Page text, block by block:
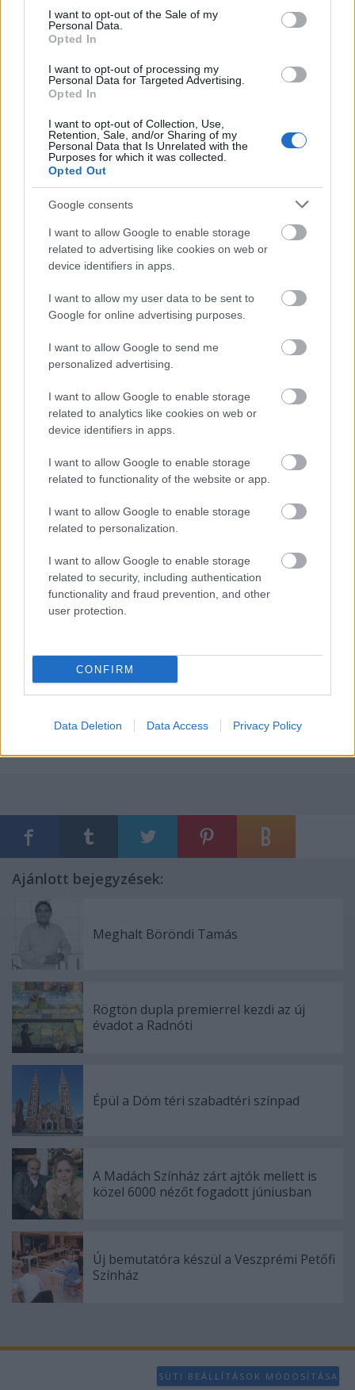
consent section.
I want to opt-out of the Sale of my
Personal Data.
Opted In
I want to opt-out of processing my
Personal Data for Targeted Advertising.
Opted In
I want to opt-out of Collection, Use,
Retention, Sale, and/or Sharing of my
Personal Data that Is Unrelated with the
Purposes for which it was collected.
Opted Out
Google consents
I want to allow Google to enable storage
related to advertising like cookies on web or
device identifiers in apps.
I want to allow my user data to be sent to
Google for online advertising purposes.
I want to allow Google to send me
personalized advertising.
I want to allow Google to enable storage
related to analytics like cookies on web or
device identifiers in apps.
I want to allow Google to enable storage
related to functionality of the website or app.
I want to allow Google to enable storage
related to personalization.
I want to allow Google to enable storage
related to security, including authentication
functionality and fraud prevention, and other
user protection.
CONFIRM
Data Deletion Data Access Privacy Policy
A retrocsatornán a műsorzárást követően a hét
minden napján Időmetszetek címmel tovább
folytatódik az időutazás: éjféltől archív
fotóválogatást láthatnak a nézők. Emellett az
érdeklődők számos olyan műsort - úgynevezett M3-
premiert - is megtekinthetnek majd, amelyek a
digitalizálás hiánya miatt bemutatásuk óta nem
kerültek adásba.
Januártól színházi előadások is láthatók lesznek az
M3-on, és megismétlik a Cimbora adásait is. A
sportrajongók az ünnepek alatt, majd utána
hétvégenként nosztalgiázhatnak, és ugyancsak
hétvégenként vetít a csatorna gyermekeknek
szólószínházi előadásokat, műsorokat.
Szabó László Zsolt,az MTVA megbízott
vezérigazgatója korábban elmondta: a
kábelcsatornát piaci tendenciák, a nézők változó
tévézési szokásai hívták életre. A gyermekeknek
programokat kínáló M2 után ez a közmédia
második tematikus tévécsatornája.
Az M3 több kábeltelevízió-szolgáltatónál az
indulásakor mintegy 1,4 millió háztartásba jut el.
Az M3 a
Facebookon:https://www.facebook.com/m3anno
Holnaptól awww.port.hu
elérhető lesz az M3 műsorújság!
Ajánlott bejegyzések:
Meghalt Böröndi Tamás
Rögtön dupla premierrel kezdi az új
évadot a Radnóti
Épül a Dóm téri szabadtéri színpad
A Madách Színház zárt ajtók mellett is
közel 6000 nézőt fogadott júniusban
Új bemutatóra készül a Veszprémi Petőfi
Színház
SÜTI BEÁLLÍTÁSOK MÓDOSÍTÁSA